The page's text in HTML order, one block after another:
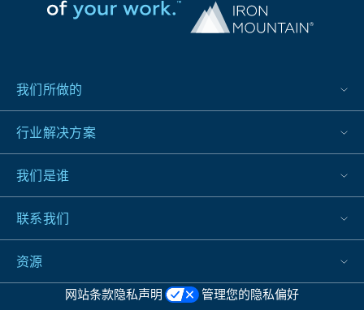
我们所做的
行业解决方案
我们是谁
联系我们
资源
网站条款隐私声明
管理您的隐私偏好